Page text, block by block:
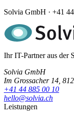
Solvia GmbH · +41
Ihr IT-Partner aus der
Solvia GmbH
Im Grossacher 14,
+41 44 885 00 10
hello@solvia.ch
Leistungen